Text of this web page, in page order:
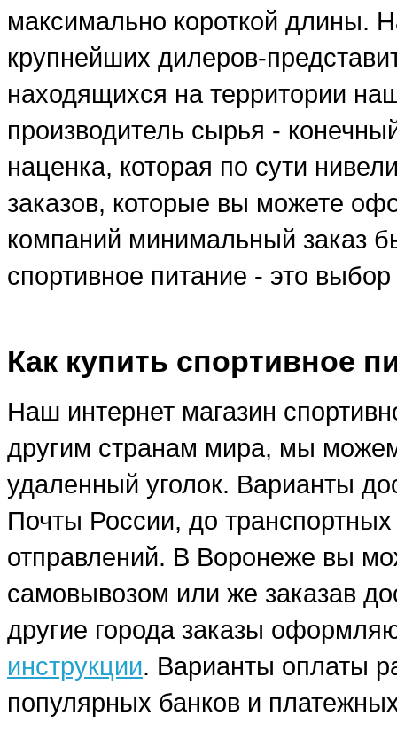
максимально короткой длины.
крупнейших дилеров-
находящихся на территории
производитель сырья -
наценка, которая по сути
заказов, которые вы можете
компаний минимальный заказ
спортивное питание - это
Как купить спортивное
Наш интернет магазин
другим странам мира, мы
удаленный уголок. Варианты
Почты России, до
отправлений. В Воронеже вы
самовывозом или же заказав
другие города заказы
инструкции. Варианты оплаты
популярных банков и